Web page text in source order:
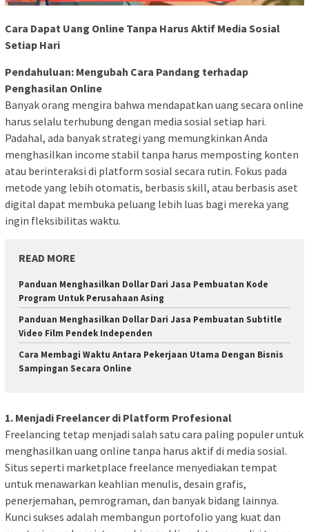
Cara Dapat Uang Online Tanpa Harus Aktif Media Sosial
Setiap Hari
Pendahuluan: Mengubah Cara Pandang terhadap
Penghasilan Online
Banyak orang mengira bahwa mendapatkan uang secara online
harus selalu terhubung dengan media sosial setiap hari.
Padahal, ada banyak strategi yang memungkinkan Anda
menghasilkan income stabil tanpa harus memposting konten
atau berinteraksi di platform sosial secara rutin. Fokus pada
metode yang lebih otomatis, berbasis skill, atau berbasis aset
digital dapat membuka peluang lebih luas bagi mereka yang
ingin fleksibilitas waktu.
READ MORE
Panduan Menghasilkan Dollar Dari Jasa Pembuatan Kode
Program Untuk Perusahaan Asing
Panduan Menghasilkan Dollar Dari Jasa Pembuatan Subtitle
Video Film Pendek Independen
Cara Membagi Waktu Antara Pekerjaan Utama Dengan Bisnis
Sampingan Secara Online
1. Menjadi Freelancer di Platform Profesional
Freelancing tetap menjadi salah satu cara paling populer untuk
menghasilkan uang online tanpa harus aktif di media sosial.
Situs seperti marketplace freelance menyediakan tempat
untuk menawarkan keahlian menulis, desain grafis,
penerjemahan, pemrograman, dan banyak bidang lainnya.
Kunci sukses adalah membangun portofolio yang kuat dan